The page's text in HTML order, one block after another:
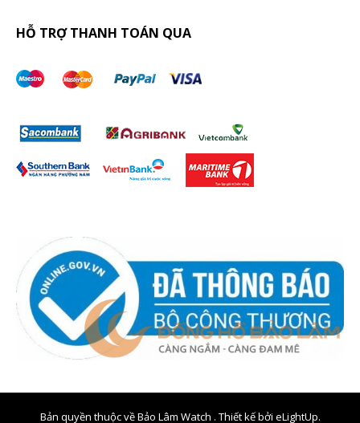
HỖ TRỢ THANH TOÁN QUA
Bản quyền thuộc về Bảo Lâm Watch . Thiết kế bởi eLightUp.